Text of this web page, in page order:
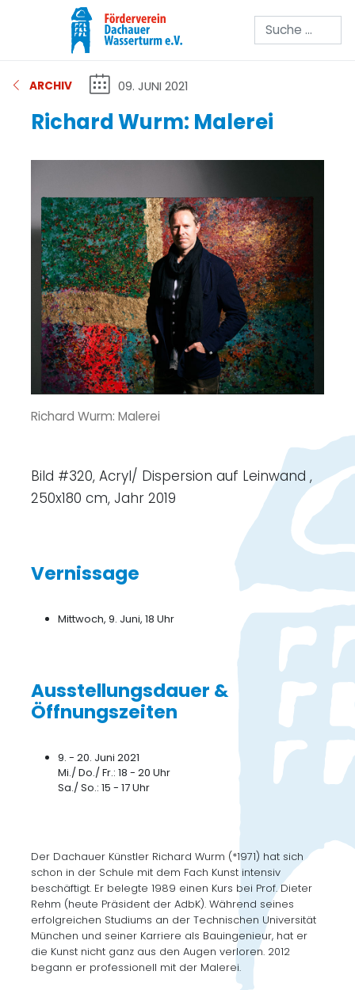
Suchen
ARCHIV 09. JUNI 2021
Richard Wurm: Malerei
Richard Wurm: Malerei
Bild #320, Acryl/ Dispersion auf Leinwand ,
250x180 cm, Jahr 2019
Vernissage
Mittwoch, 9. Juni, 18 Uhr
Ausstellungsdauer &
Öffnungszeiten
9. - 20. Juni 2021
Mi./ Do./ Fr.: 18 - 20 Uhr
Sa./ So.: 15 - 17 Uhr
Der Dachauer Künstler Richard Wurm (*1971) hat sich
schon in der Schule mit dem Fach Kunst intensiv
beschäftigt. Er belegte 1989 einen Kurs bei Prof. Dieter
Rehm (heute Präsident der AdbK). Während seines
erfolgreichen Studiums an der Technischen Universität
München und seiner Karriere als Bauingenieur, hat er
die Kunst nicht ganz aus den Augen verloren. 2012
begann er professionell mit der Malerei.